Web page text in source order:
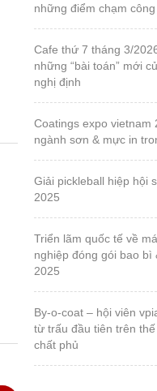
những điểm chạm
cafe thứ 7 tháng 3/2026: cùng nhau tháo gỡ
những “bài toán” mới
nghị định
coatings expo vietnam 2026: khẳng định vị thế
ngành sơn & mực in
giải pickleball hiệp hội sơn – mực in, lần 1 – năm
2025
triển lãm quốc tế về máy và thiết bị ngành công
nghiệp đóng gói bao bì
2025
by-o-coat – hội viên vpia, sáng chế vật liệu silica
từ trấu đầu tiên trên
chất phủ